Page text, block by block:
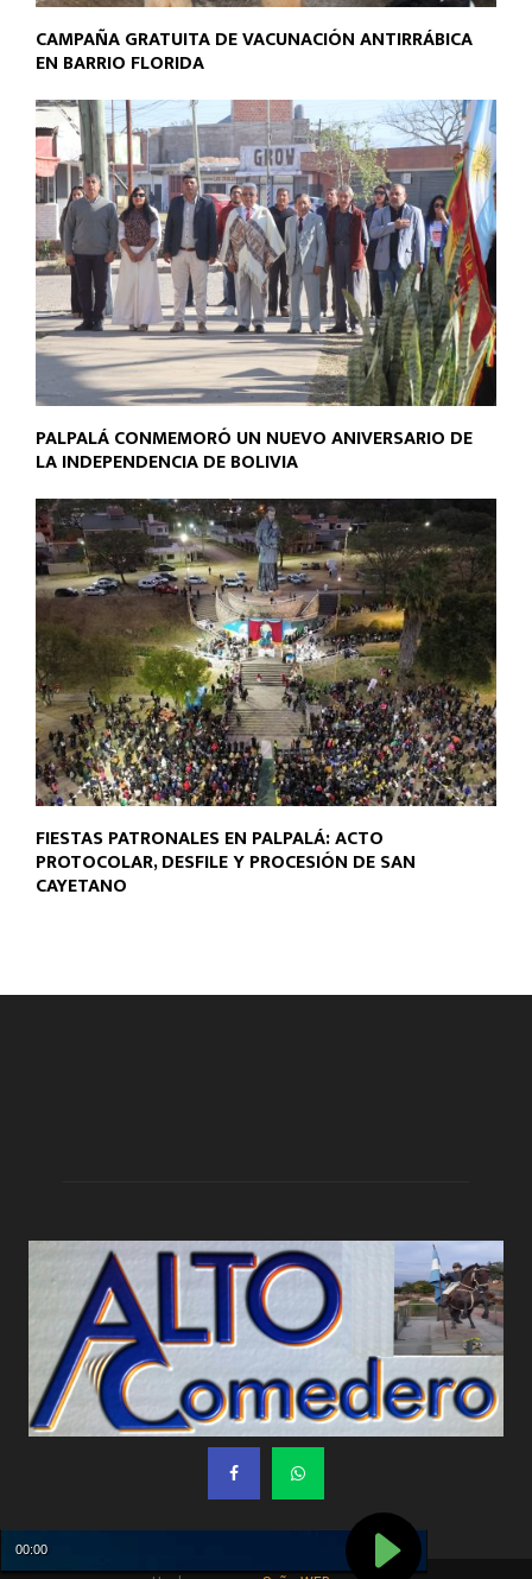
CAMPAÑA GRATUITA DE VACUNACIÓN ANTIRRÁBICA
EN BARRIO FLORIDA
PALPALÁ CONMEMORÓ UN NUEVO ANIVERSARIO DE
LA INDEPENDENCIA DE BOLIVIA
FIESTAS PATRONALES EN PALPALÁ: ACTO
PROTOCOLAR, DESFILE Y PROCESIÓN DE SAN
CAYETANO